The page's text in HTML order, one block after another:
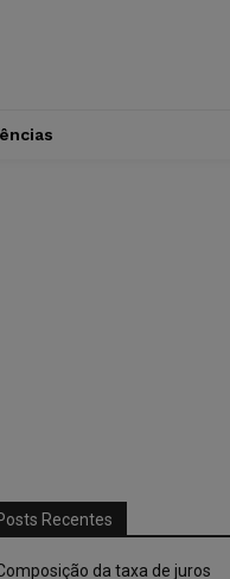
Recentes
da taxa de juros